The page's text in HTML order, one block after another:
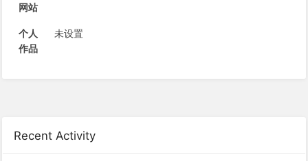
Recent Activity
网站
个人
作品
未设置